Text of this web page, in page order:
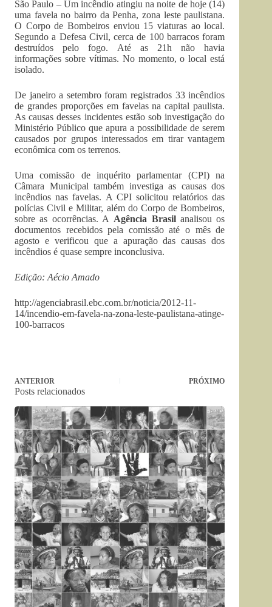
São Paulo – Um incêndio atingiu na noite de hoje (14)
uma favela no bairro da Penha, zona leste paulistana.
O Corpo de Bombeiros enviou 15 viaturas ao local.
Segundo a Defesa Civil, cerca de 100 barracos foram
destruídos pelo fogo. Até as 21h não havia
informações sobre vítimas. No momento, o local está
isolado.
De janeiro a setembro foram registrados 33 incêndios
de grandes proporções em favelas na capital paulista.
As causas desses incidentes estão sob investigação do
Ministério Público que apura a possibilidade de serem
causados por grupos interessados em tirar vantagem
econômica com os terrenos.
Uma comissão de inquérito parlamentar (CPI) na
Câmara Municipal também investiga as causas dos
incêndios nas favelas. A CPI solicitou relatórios das
polícias Civil e Militar, além do Corpo de Bombeiros,
sobre as ocorrências. A Agência Brasil analisou os
documentos recebidos pela comissão até o mês de
agosto e verificou que a apuração das causas dos
incêndios é quase sempre inconclusiva.
Edição: Aécio Amado
http://agenciabrasil.ebc.com.br/noticia/2012-11-
14/incendio-em-favela-na-zona-leste-paulistana-atinge-
100-barracos
ANTERIOR PRÓXIMO
Posts relacionados